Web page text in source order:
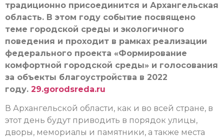
традиционно присоединится и Архангельская
область. В этом году событие посвящено
теме городской среды и экологичного
поведения и проходит в рамках реализации
федерального проекта «Формирование
комфортной городской среды» и голосования
за объекты благоустройства в 2022
году. 29.gorodsreda.ru
В Архангельской области, как и во всей стране, в
этот день будут приводить в порядок улицы,
дворы, мемориалы и памятники, а также места